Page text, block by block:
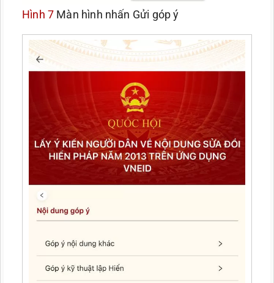
Hình 7 Màn hình nhấn Gửi góp ý